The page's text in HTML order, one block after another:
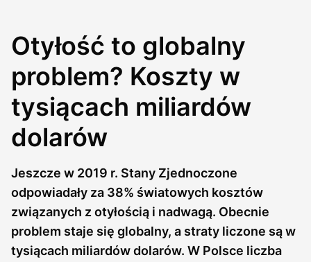
Otyłość to globalny
problem? Koszty w
tysiącach miliardów
dolarów
Jeszcze w 2019 r. Stany Zjednoczone
odpowiadały za 38% światowych kosztów
związanych z otyłością i nadwagą. Obecnie
problem staje się globalny, a straty liczone są w
tysiącach miliardów dolarów. W Polsce liczba